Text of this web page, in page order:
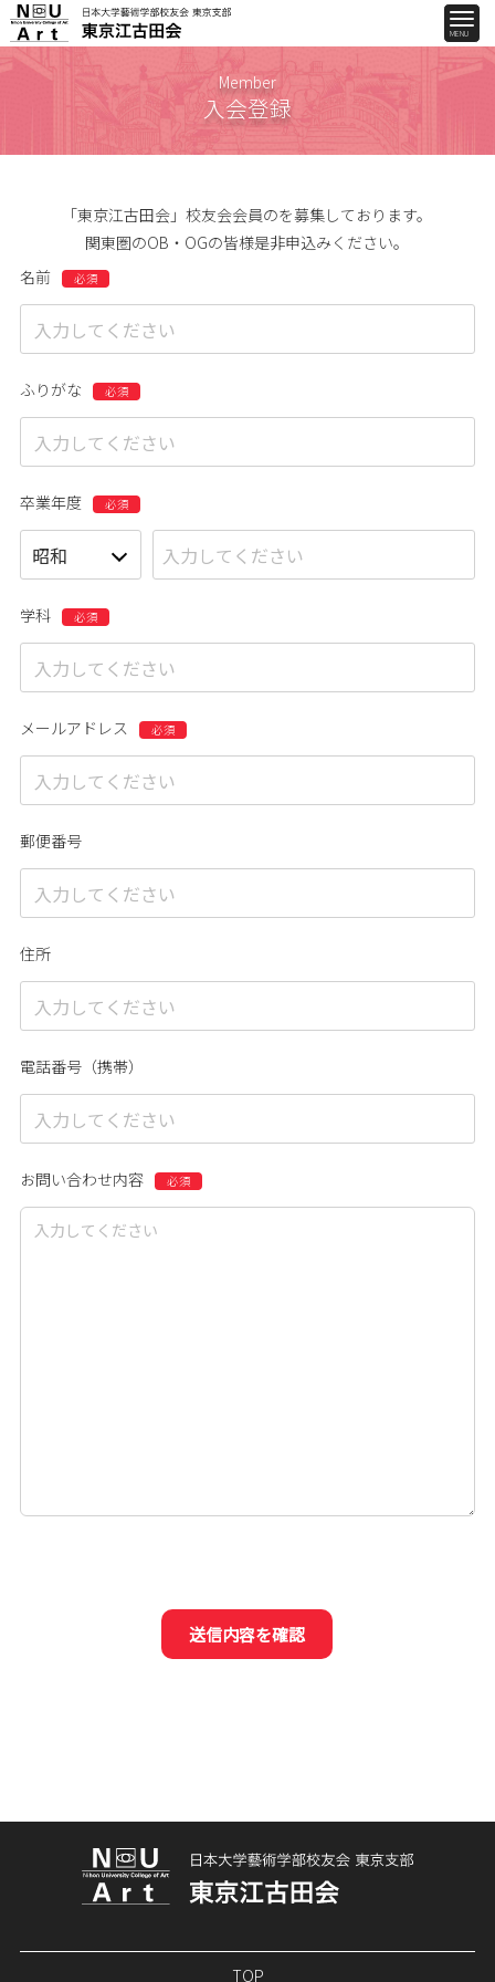
Member
入会登録
「東京江古田会」校友会会員のを募集しております。
関東圏のOB・OGの皆様是非申込みください。
名前
ふりがな
卒業年度
学科
メールアドレス
郵便番号
住所
電話番号（携帯）
お問い合わせ内容
送信内容を確認
TOP